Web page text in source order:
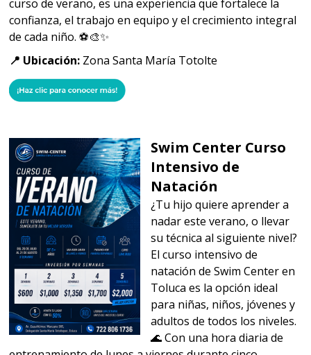
curso de verano, es una experiencia que fortalece la
confianza, el trabajo en equipo y el crecimiento integral
de cada niño. ⚽🎨✨
📍 Ubicación: Zona Santa María Totolte
Swim Center Curso
Intensivo de
Natación
¿Tu hijo quiere aprender a
nadar este verano, o llevar
su técnica al siguiente nivel?
El curso intensivo de
natación de Swim Center en
Toluca es la opción ideal
para niñas, niños, jóvenes y
adultos de todos los niveles.
🌊 Con una hora diaria de